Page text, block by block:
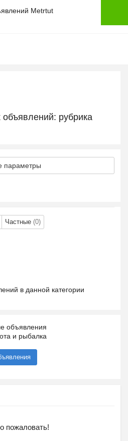
рубрика
параметры
Частные (0)
в данной категории
объявления
и рыбалка
пожаловать!